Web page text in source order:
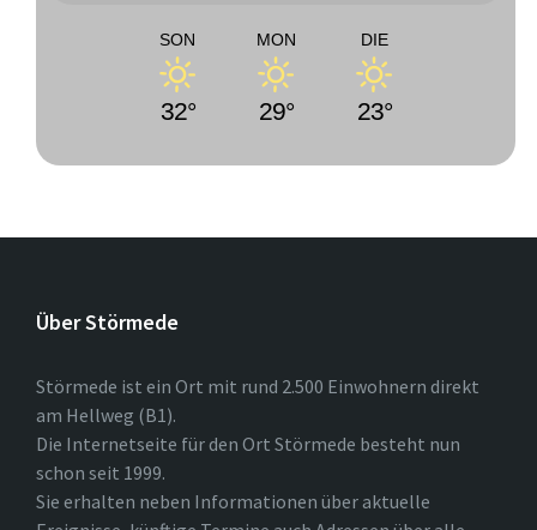
SON
32°
MON
29°
DIE
23°
Über Störmede
Störmede ist ein Ort mit rund 2.500 Einwohnern direkt
am Hellweg (B1).
Die Internetseite für den Ort Störmede besteht nun
schon seit 1999.
Sie erhalten neben Informationen über aktuelle